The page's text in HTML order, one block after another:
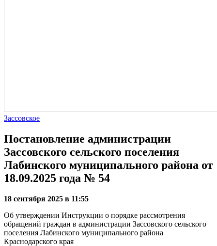
Зассовское
Постановление администрации
Зассовского сельского поселения
Лабинского муниципального района от
18.09.2025 года № 54
18 сентября 2025 в 11:55
Об утверждении Инструкции о порядке рассмотрения
обращений граждан в администрации Зассовского сельского
поселения Лабинского муниципального района
Краснодарского края